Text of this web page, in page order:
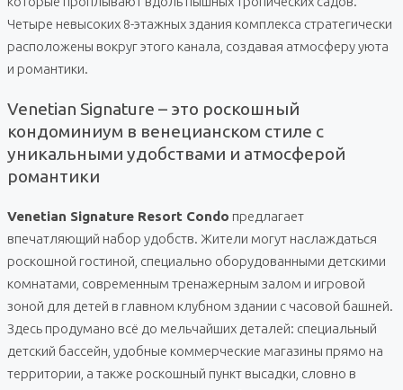
Четыре невысоких 8-этажных здания комплекса стратегически
расположены вокруг этого канала, создавая атмосферу уюта
и романтики.
Venetian Signature – это роскошный
кондоминиум в венецианском стиле с
уникальными удобствами и атмосферой
романтики
Venetian Signature Resort Condo предлагает
впечатляющий набор удобств. Жители могут наслаждаться
роскошной гостиной, специально оборудованными детскими
комнатами, современным тренажерным залом и игровой
зоной для детей в главном клубном здании с часовой башней.
Здесь продумано всё до мельчайших деталей: специальный
детский бассейн, удобные коммерческие магазины прямо на
территории, а также роскошный пункт высадки, словно в